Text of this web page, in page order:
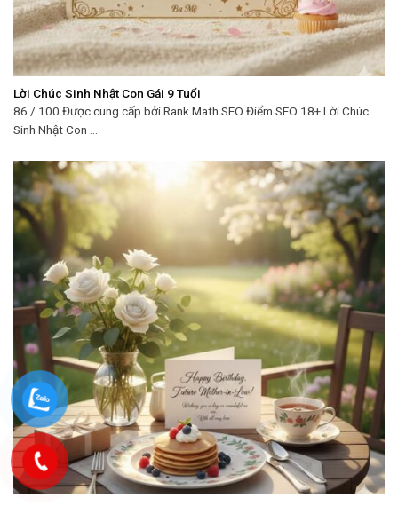
Lời Chúc Sinh Nhật Con Gái 9 Tuổi
86 / 100 Được cung cấp bởi Rank Math SEO Điểm SEO 18+ Lời Chúc
Sinh Nhật Con ...